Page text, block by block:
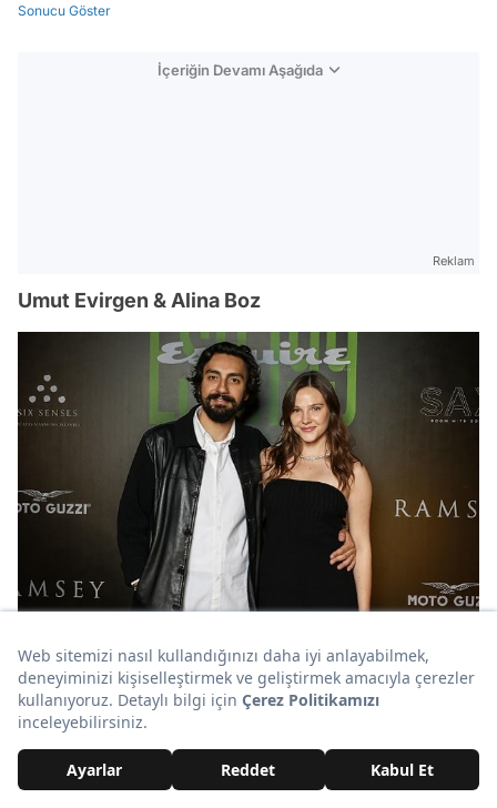
Sonucu Göster
İçeriğin Devamı Aşağıda
Reklam
Umut Evirgen & Alina Boz